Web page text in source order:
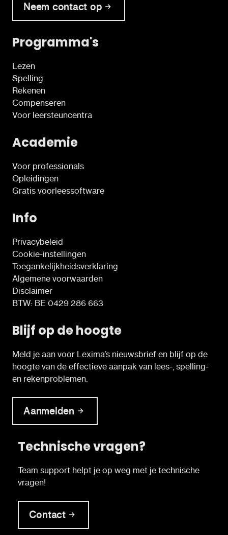
Neem contact op
Programma's
Lezen
Spelling
Rekenen
Compenseren
Voor leersteuncentra
Academie
Voor professionals
Opleidingen
Gratis voorleessoftware
Info
Privacybeleid
Cookie-instellingen
Toegankelijkheidsverklaring
Algemene voorwaarden
Disclaimer
BTW: BE 0429 286 663
Blijf op de hoogte
Meld je aan voor Lexima’s nieuwsbrief en blijf op de
hoogte van de effectieve aanpak van lees-, spelling-
en rekenproblemen.
Aanmelden
Technische vragen?
Team support helpt je op weg met je technische
vragen!
Contact